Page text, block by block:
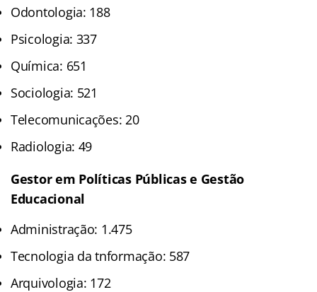
Odontologia: 188
Psicologia: 337
Química: 651
Sociologia: 521
Telecomunicações: 20
Radiologia: 49
Gestor em Políticas Públicas e Gestão
Educacional
Administração: 1.475
Tecnologia da tnformação: 587
Arquivologia: 172